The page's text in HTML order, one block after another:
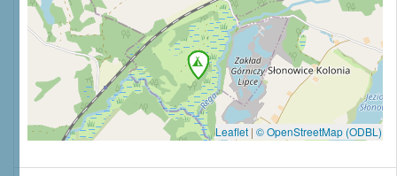
Leaflet | © OpenStreetMap (ODBL)